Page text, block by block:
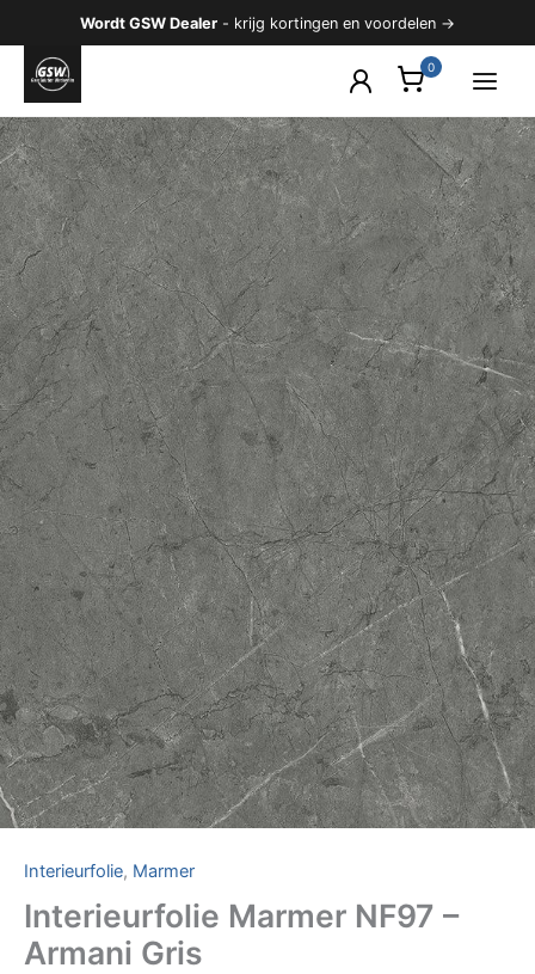
naar
inhoud
Wordt GSW Dealer - krijg kortingen en voordelen →
Interieurfolie, Marmer
Interieurfolie Marmer NF97 –
Armani Gris